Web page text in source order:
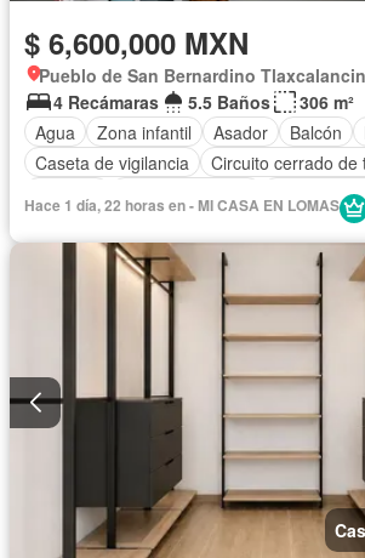
$ 6,600,000 MXN
4 Recámaras
5.5 Baños
306 m²
Agua
Zona infantil Asador Balcón
Caseta de vigilancia
Circuito cerrado de
Cocina
Cuarto de servicio
Estacionamiento
Gas natural
Jardín Despacho
Sala polivalente Seguridad
Vista panorámica Wifi
Sin amueblar
Hace 1 día, 22 horas en - MI CASA EN LOMAS